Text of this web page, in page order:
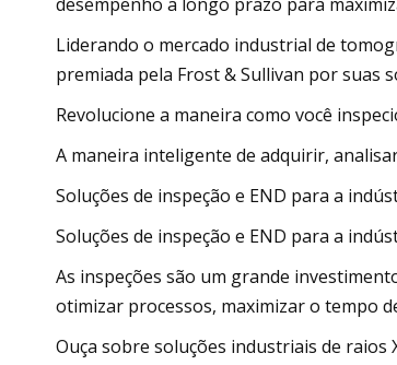
Liderando o mercado industrial de
premiada pela Frost & Sullivan por suas
Revolucione a maneira como você
A maneira inteligente de adquirir,
Soluções de inspeção e END para a
Soluções de inspeção e END para a
As inspeções são um grande
otimizar processos, maximizar o tempo
Ouça sobre soluções industriais de